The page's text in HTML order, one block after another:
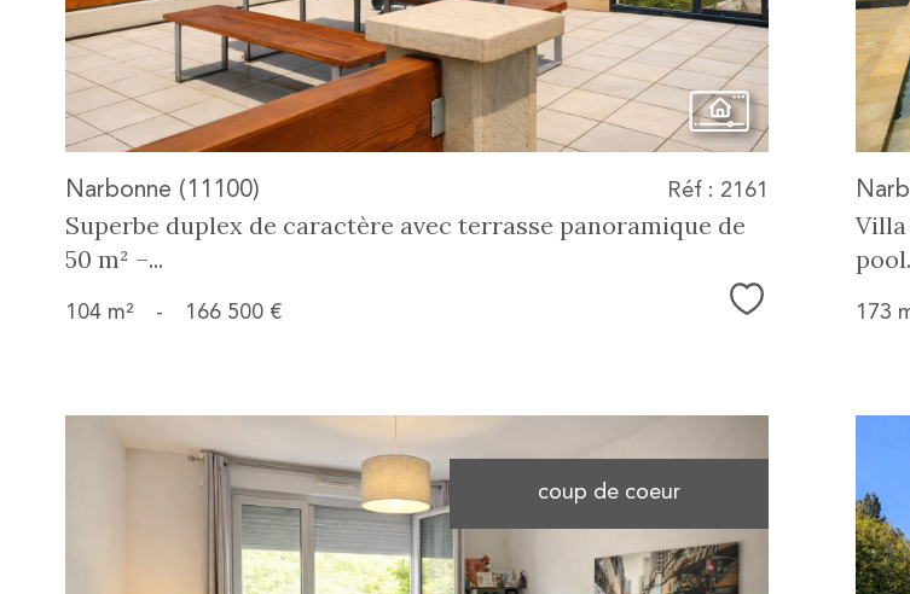
Narbonne (11100)
Superbe duplex de caractère avec terrasse panoramique de
50 m² –...
Réf : 2161
104 m² - 166 500 € Sélectionner173
coup de coeur